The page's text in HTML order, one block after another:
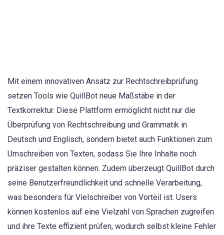
Mit einem innovativen Ansatz zur Rechtschreibprüfung
setzen Tools wie QuillBot neue Maßstäbe in der
Textkorrektur. Diese Plattform ermöglicht nicht nur die
Überprüfung von Rechtschreibung und Grammatik in
Deutsch und Englisch, sondern bietet auch Funktionen zum
Umschreiben von Texten, sodass Sie Ihre Inhalte noch
präziser gestalten können. Zudem überzeugt QuillBot durch
seine Benutzerfreundlichkeit und schnelle Verarbeitung,
was besonders für Vielschreiber von Vorteil ist. Users
können kostenlos auf eine Vielzahl von Sprachen zugreifen
und ihre Texte effizient prüfen, wodurch selbst kleine Fehler